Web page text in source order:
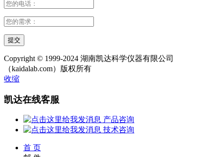
Copyright © 1999-2024 湖南凯达科学仪器有限公司
（kaidalab.com）版权所有
收缩
凯达在线客服
产品咨询
技术咨询
首 页